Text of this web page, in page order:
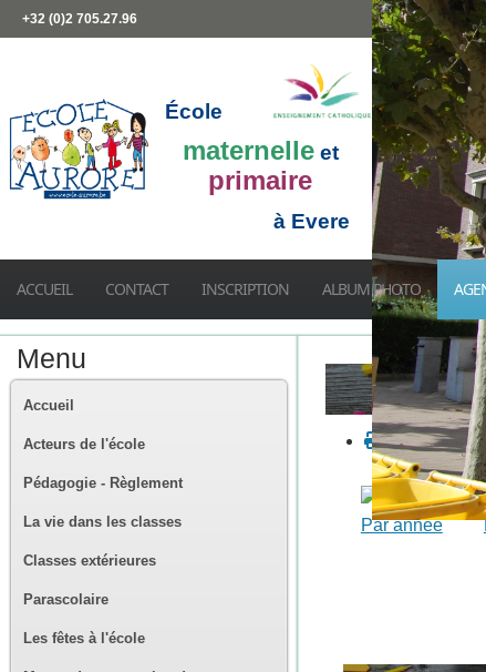
+32 (0)2 705.27.96
École
maternelle et
primaire
à Evere
ACCUEIL CONTACT INSCRIPTION ALBUM PHOTO
Menu
Accueil
Acteurs de l'école
Pédagogie - Règlement
La vie dans les classes
Classes extérieures
Parascolaire
Les fêtes à l'école
Par année